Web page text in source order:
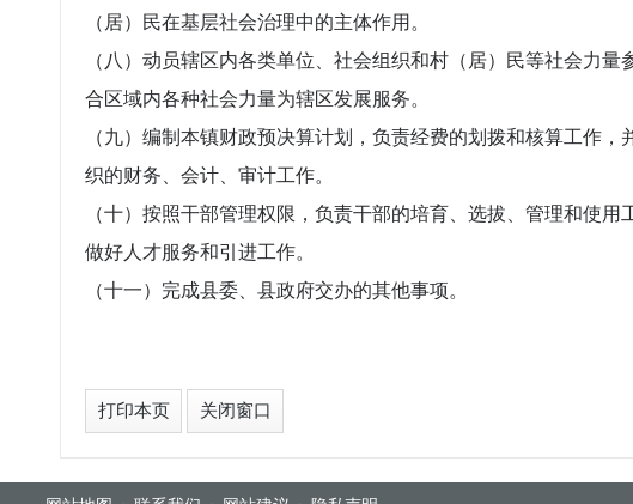
（居）民在基层社会治理中的主体作用。
（八）动员辖区内各类单位、社会组织和村（居）民等社会力
合区域内各种社会力量为辖区发展服务。
（九）编制本镇财政预决算计划，负责经费的划拨和核算工作
织的财务、会计、审计工作。
（十）按照干部管理权限，负责干部的培育、选拔、管理和使用
做好人才服务和引进工作。
（十一）完成县委、县政府交办的其他事项。
打印本页 关闭窗口